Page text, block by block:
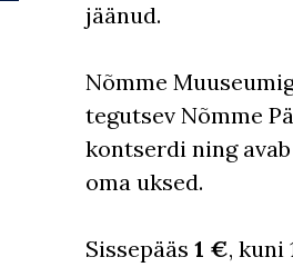
jäänud.
Nõmme
tegutsev Nõmme
kontserdi ning
oma uksed.
Sissepääs 1 €, kuni